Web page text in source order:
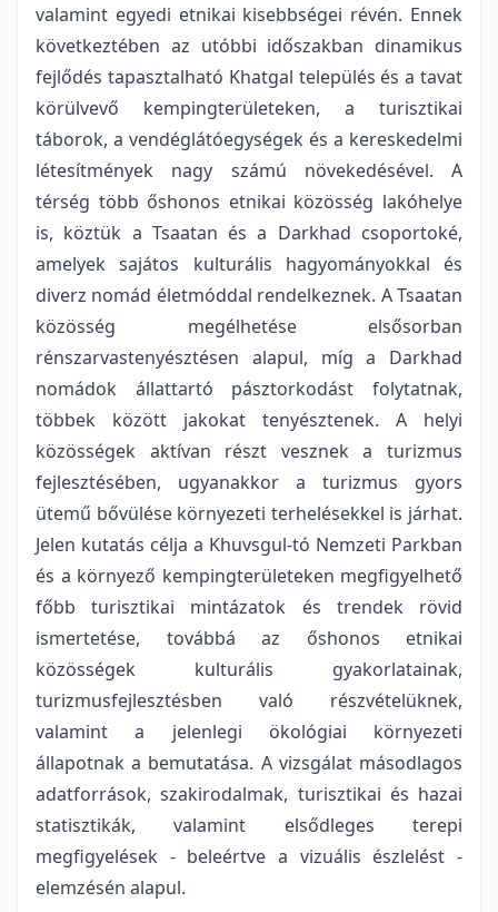
valamint egyedi etnikai kisebbségei révén. Ennek
következtében az utóbbi időszakban dinamikus
fejlődés tapasztalható Khatgal település és a tavat
körülvevő kempingterületeken, a turisztikai
táborok, a vendéglátóegységek és a kereskedelmi
létesítmények nagy számú növekedésével. A
térség több őshonos etnikai közösség lakóhelye
is, köztük a Tsaatan és a Darkhad csoportoké,
amelyek sajátos kulturális hagyományokkal és
diverz nomád életmóddal rendelkeznek. A Tsaatan
közösség megélhetése elsősorban
rénszarvastenyésztésen alapul, míg a Darkhad
nomádok állattartó pásztorkodást folytatnak,
többek között jakokat tenyésztenek. A helyi
közösségek aktívan részt vesznek a turizmus
fejlesztésében, ugyanakkor a turizmus gyors
ütemű bővülése környezeti terhelésekkel is járhat.
Jelen kutatás célja a Khuvsgul-tó Nemzeti Parkban
és a környező kempingterületeken megfigyelhető
főbb turisztikai mintázatok és trendek rövid
ismertetése, továbbá az őshonos etnikai
közösségek kulturális gyakorlatainak,
turizmusfejlesztésben való részvételüknek,
valamint a jelenlegi ökológiai környezeti
állapotnak a bemutatása. A vizsgálat másodlagos
adatforrások, szakirodalmak, turisztikai és hazai
statisztikák, valamint elsődleges terepi
megfigyelések - beleértve a vizuális észlelést -
elemzésén alapul.